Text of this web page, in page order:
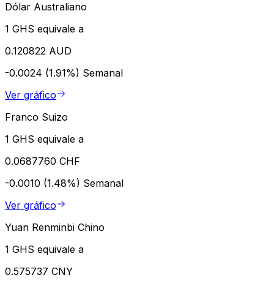
Dólar Australiano
1 GHS equivale a
0.120822 AUD
-0.0024 (1.91%) Semanal
Ver gráfico
Franco Suizo
1 GHS equivale a
0.0687760 CHF
-0.0010 (1.48%) Semanal
Ver gráfico
Yuan Renminbi Chino
1 GHS equivale a
0.575737 CNY